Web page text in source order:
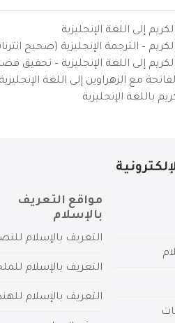
إلى اللغة الإنجليزية
– الترجمة الإنجليزية (صحيح
إلى اللغة الإنجليزية – تحقيق
مع الزهراوين إلى اللغة الإنجليزية
باللغة الإنجليزية
مواقع التعريف
بالإسلام
التعريف بالإسلام
التعريف بالإسلام
التعريف بالإسلام